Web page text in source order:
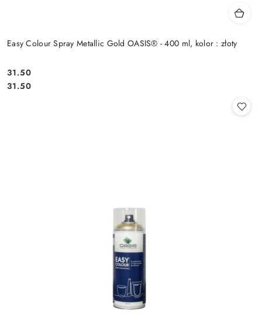
Easy Colour Spray Metallic Gold OASIS® - 400 ml, kolor : złoty
Cena:
31.50
Cena:
31.50